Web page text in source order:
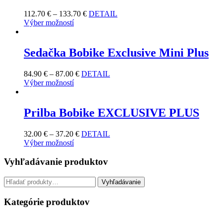
112.70 € – 133.70 € DETAIL
Výber možností
Sedačka Bobike Exclusive Mini Plus
84.90 € – 87.00 € DETAIL
Výber možností
Prilba Bobike EXCLUSIVE PLUS
32.00 € – 37.20 € DETAIL
Výber možností
Vyhľadávanie produktov
Hľadať: Vyhľadávanie
Kategórie produktov